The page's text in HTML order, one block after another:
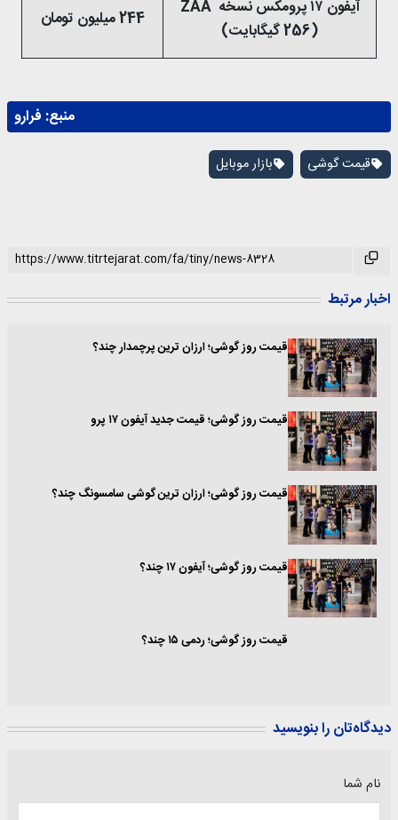
آیفون ۱۷ پرومکس نسخه ZAA
(256 گیگابایت)
244 میلیون تومان
منبع: فرارو
قیمت گوشی بازار موبایل
اخبار مرتبط
قیمت روز گوشی؛ ارزان ترین پرچمدار چند؟
قیمت روز گوشی؛ قیمت جدید آیفون ۱۷ پرو
قیمت روز گوشی؛ ارزان ترین گوشی سامسونگ چند؟
قیمت روز گوشی؛ آیفون ۱۷ چند؟
قیمت روز گوشی؛ ردمی ۱۵ چند؟
دیدگاه‌تان را بنویسید
نام شما